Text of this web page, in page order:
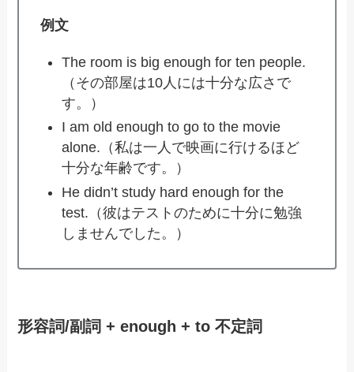
例文
The room is big enough for ten people.
（その部屋は10人には十分な広さで
す。）
I am old enough to go to the movie
alone.（私は一人で映画に行けるほど
十分な年齢です。）
He didn’t study hard enough for the
test.（彼はテストのために十分に勉強
しませんでした。）
形容詞/副詞 + enough + to 不定詞